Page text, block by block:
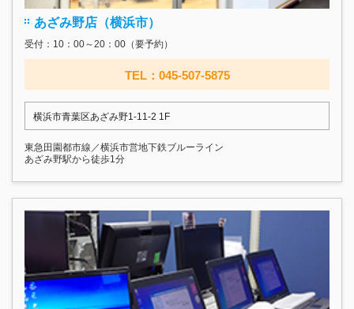
あざみ野店（横浜市）
受付：10：00～20：00（要予約）
TEL：045-507-5875
横浜市青葉区あざみ野1-11-2 1F
東急田園都市線／横浜市営地下鉄ブルーライン
あざみ野駅から徒歩1分